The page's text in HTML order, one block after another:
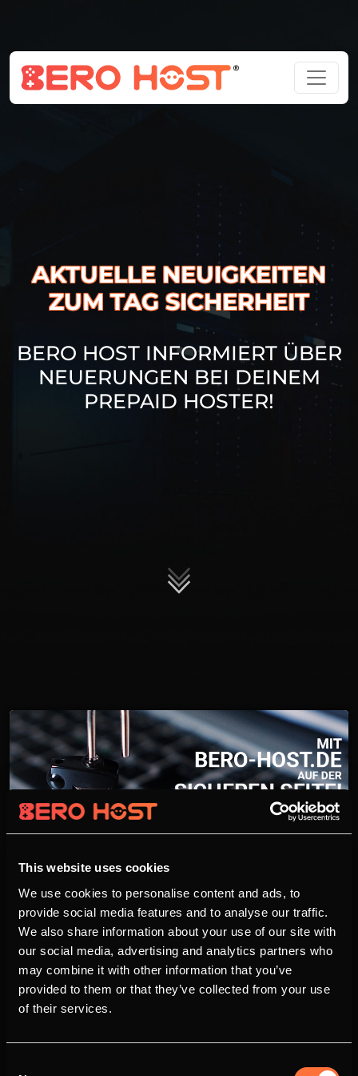
This website uses cookies
We use cookies to personalise content and ads, to
provide social media features and to analyse our traffic.
We also share information about your use of our site with
our social media, advertising and analytics partners who
may combine it with other information that you’ve
provided to them or that they’ve collected from your use
of their services.
AKTUELLE NEUIGKEITEN
ZUM TAG SICHERHEIT
BERO HOST INFORMIERT ÜBER
NEUERUNGEN BEI DEINEM
PREPAID HOSTER!
Mehr Sicherheit durch Zwei-
Faktor-Authentifizierung
16.06.2017 - 22:30 Uhr René Röth
6789
Sicherheit wird nicht nur allgemein in den Zeiten
des Internets großgeschrieben, auch wir von
BERO-HOST.DE sind auf Sicherheit bedacht,
1.4.0 die Zwei-Faktor-Authentifizierung
eingefügt haben.&nbsp;Wie stelle ich die Zwei-